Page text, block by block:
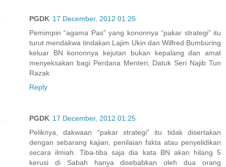
PGDK 17 December, 2012 01:25
Pemimpin “agama Pas” yang kononnya “pakar strategi” itu
turut mendakwa tindakan Lajim Ukin dan Wilfred Bumburing
keluar BN kononnya kejutan bukan kepalang dan amat
menyeksakan bagi Perdana Menteri, Datuk Seri Najib Tun
Razak
Reply
PGDK 17 December, 2012 01:25
Peliknya, dakwaan “pakar strategi” itu tidak disertakan
dengan sebarang kajian, penilaian fakta atau penyelidikan
secara ilmiah. Tiba-tiba saja dia kata BN akan hilang 5
kerusi di Sabah hanya disebabkan oleh dua orang